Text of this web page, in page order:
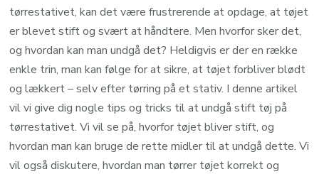
tørrestativet, kan det være frustrerende at opdage, at tøjet
er blevet stift og svært at håndtere. Men hvorfor sker det,
og hvordan kan man undgå det? Heldigvis er der en række
enkle trin, man kan følge for at sikre, at tøjet forbliver blødt
og lækkert – selv efter tørring på et stativ. I denne artikel
vil vi give dig nogle tips og tricks til at undgå stift tøj på
tørrestativet. Vi vil se på, hvorfor tøjet bliver stift, og
hvordan man kan bruge de rette midler til at undgå dette. Vi
vil også diskutere, hvordan man tørrer tøjet korrekt og